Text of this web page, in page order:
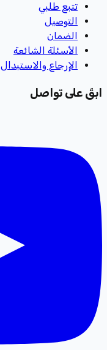
تتبع طلبي
التوصيل
الضمان
الأسئلة الشائعة
الإرجاع والاستبدال
ابقَ على تواصل